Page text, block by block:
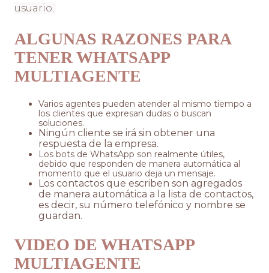
usuario.
ALGUNAS RAZONES PARA
TENER WHATSAPP
MULTIAGENTE
Varios agentes pueden atender al mismo tiempo a
los clientes que expresan dudas o buscan
soluciones.
Ningún cliente se irá sin obtener una
respuesta de la empresa.
Los bots de WhatsApp son realmente útiles,
debido que responden de manera automática al
momento que el usuario deja un mensaje.
Los contactos que escriben son agregados
de manera automática a la lista de contactos,
es decir, su número telefónico y nombre se
guardan.
VIDEO DE WHATSAPP
MULTIAGENTE